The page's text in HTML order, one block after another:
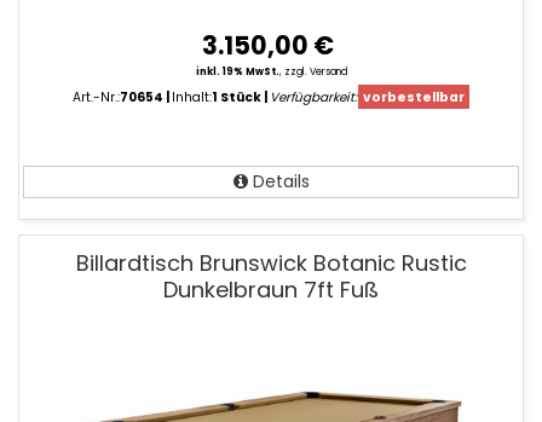
3.150,00 €
inkl. 19% MwSt., zzgl. Versand
Art.-Nr.:70654 Inhalt:1 Stück Verfügbarkeit: vorbestellbar
Details
Billardtisch Brunswick Botanic Rustic
Dunkelbraun 7ft Fuß